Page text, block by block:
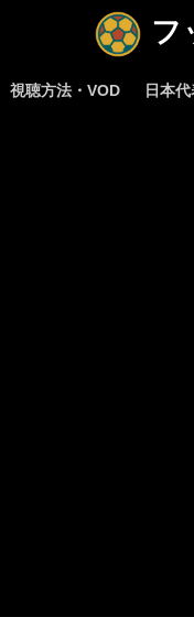
フ
視聴方法・VOD 日本